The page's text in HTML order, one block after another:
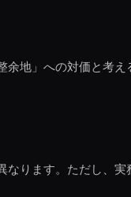
地」への対価と考え
ります。ただし、